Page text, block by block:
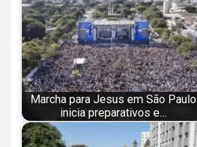
Marcha para Jesus em São Paulo
inicia preparativos e…